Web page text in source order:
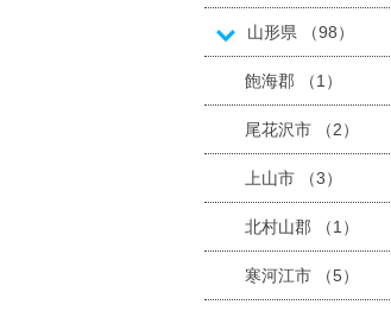
山形県 （98）
飽海郡 （1）
尾花沢市 （2）
上山市 （3）
北村山郡 （1）
寒河江市 （5）